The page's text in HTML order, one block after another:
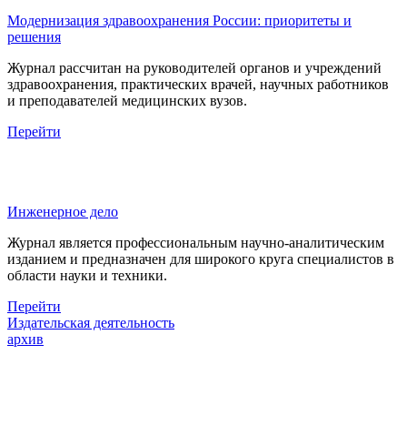
Модернизация здравоохранения России: приоритеты и
решения
Журнал рассчитан на руководителей органов и учреждений
здравоохранения, практических врачей, научных работников
и преподавателей медицинских вузов.
Перейти
Инженерное дело
Журнал является профессиональным научно-аналитическим
изданием и предназначен для широкого круга специалистов в
области науки и техники.
Перейти
Издательская деятельность
архив